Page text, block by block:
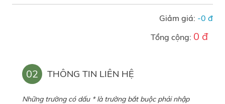
Giảm giá: -0 đ
Tổng cộng: 0 đ
02 THÔNG TIN LIÊN HỆ
Những trường có dấu * là trường bắt buộc phải nhập